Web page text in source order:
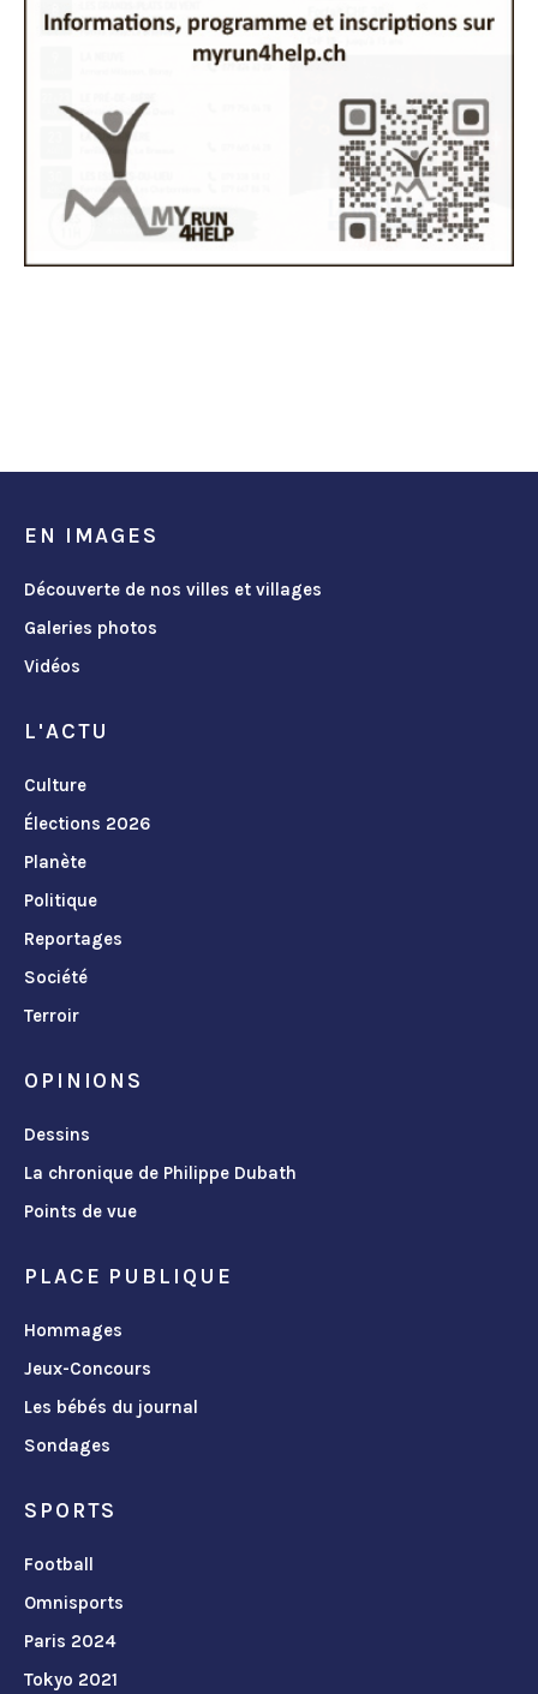
EN IMAGES
Découverte de nos villes et villages
Galeries photos
Vidéos
L'ACTU
Culture
Élections 2026
Planète
Politique
Reportages
Société
Terroir
OPINIONS
Dessins
La chronique de Philippe Dubath
Points de vue
PLACE PUBLIQUE
Hommages
Jeux-Concours
Les bébés du journal
Sondages
SPORTS
Football
Omnisports
Paris 2024
Tokyo 2021